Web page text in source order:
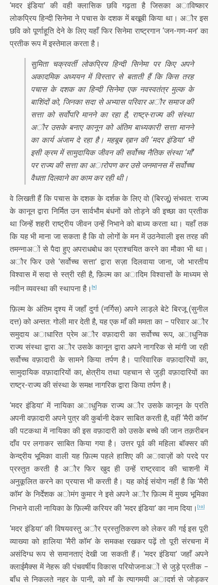
‘मदर इंडिया’ की वही क्लासिक छवि गढ़ता है जिसका अाविष्कार
लोकप्रिय हिन्दी सिनेमा ने पचास के दशक में बखूबी किया था। अौर इस
छवि को पूर्णाहूति देने के लिए यहाँ फिर सिनेमा राष्ट्रगान ‘जन-गण-मन’ का
प्रतीक रूप में इस्तेमाल करता है।
सुमिता चक्रवर्ती लोकप्रिय हिन्दी सिनेमा पर किए अपने
अकादमिक अध्ययन में विस्तार से बताती हैं कि किस तरह
पचास के दशक का हिन्दी सिनेमा एक नवस्वतंत्र मुल्क के
बाशिंदों को, जिनका सदा से अभ्यास परिवार अौर समाज की
सत्ता को सर्वोपरि मानने का रहा है, राष्ट्र-राज्य की संस्था
अौर उसके बनाए कानून को अंतिम बाध्यकारी सत्ता मानने
का कार्य अंजाम दे रहा है। महबूब ख़ान की ‘मदर इंडिया’ भी
इसी क्रम में सामुदायिक जीवन की सर्वोच्च नैतिक संस्था ‘माँ’
पर राज्य की सत्ता का अारोपण कर उसे जनमानस में सर्वोच्च
वैधता दिलवाने का काम कर रही थी।
वे लिखती हैं कि पचास के दशक के दर्शक के लिए वो (बिरजू) संभवत: राज्य
के कानून द्वारा निर्मित उन सार्वभौम बंधनों को तोड़ने की इच्छा का प्रतीक
था जिन्हें शहरी राष्ट्रीय जीवन उन्हें निभाने को बाध्य करता था। यहाँ तक
कि यह भी माना जा सकता है कि वो लोगों के मन में उठनेवाली इस तरह की
तमन्नाअों से पैदा हुए अपराधबोध का प्राश्चयित करने का मौका भी था।
अौर फिर उसे ‘सर्वोच्च सत्ता’ द्वारा सज़ा दिलवाया जाना, जो भारतीय
विश्वास में सदा से स्त्री रही है, फ़िल्म का अादिम विश्वासों के माध्यम से
नवीन व्यवस्था की स्थापना है।
[9]
फ़िल्म के अंतिम दृश्य में जहाँ दुर्गा (नर्गिस) अपने लाड़ले बेटे बिरजू (सुनील
दत्त) को अन्तत: गोली मार देती है, यह एक माँ की ममता का − परिवार अौर
समुदाय अाधारित प्रेम अौर वफ़ादारी का सर्वोच्च रूप, अाधुनिक
राज्य संस्था द्वारा अौर उसके कानून द्वारा अपने नागरिक से मांगी जा रही
सर्वोच्च वफ़ादारी के सामने किया तर्पण है। पारिवारिक वफ़ादारियों का,
सामुदायिक वफ़ादारियों का, क्षेत्रीय तथा पहचान से जुड़ी वफ़ादारियों का
राष्ट्र-राज्य की संस्था के समक्ष नागरिक द्वारा किया तर्पण है।
‘मदर इंडिया’ में नायिका अाधुनिक राज्य अौर उसके कानून के प्रति
अपनी वफ़ादारी अपने पुत्र की कुर्बानी देकर साबित करती है, वहीं ‘मैरी कॉम’
की पटकथा में नायिका की इस वफ़ादारी को उसके बच्चे की जान तक़रीबन
दाँव पर लगाकर साबित किया गया है। उत्तर पूर्व की महिला बॉक्सर की
केन्द्रीय भूमिका वाली यह फ़िल्म पहले हाशिए की अावाज़ों को परदे पर
प्रस्तुत करती है अौर फिर खुद ही उन्हें राष्ट्रवाद की चाशनी में
अनुकूलित करने का प्रयास भी करती है। यह कोई संयोग नहीं है कि ‘मैरी
कॉम’ के निर्देशक अोमंग कुमार ने इसे अपने अौर फ़िल्म में मुख्य भूमिका
निभाने वाली नायिका के फ़िल्मी करियर की ‘मदर इंडिया’ का नाम दिया।
[10]
‘मदर इंडिया’ की विषयवस्तु अौर प्रस्तुतिकरण को लेकर की गई इस पूरी
व्याख्या को हालिया ‘मैरी कॉम’ के समकक्ष रखकर पढ़ें तो पूरी संरचना में
असंदिग्ध रूप से समानताएं देखी जा सकती हैं। ‘मदर इंडिया’ जहाँ अपने
क्लाईमैक्स में नेहरू की पंचवर्षीय विकास परियोजनाअों से जुड़े प्रतीक −
बाँध से निकलते नहर के पानी, को माँ के त्यागमयी अादर्श से जोड़कर